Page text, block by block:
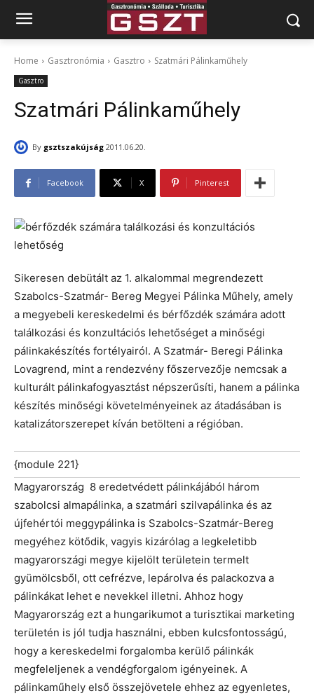
Home Gasztronómia Gasztro Szatmári Pálinkaműhely
Gasztro
Szatmári Pálinkaműhely
By gsztszakújság 2011.06.20.
Facebook X Pinterest
Sikeresen debütált az 1. alkalommal megrendezett
Szabolcs-Szatmár- Bereg Megyei Pálinka Műhely, amely
a megyebeli kereskedelmi és bérfőzdék számára adott
találkozási és konzultációs lehetőséget a minőségi
pálinkakészítés fortélyairól. A Szatmár- Beregi Pálinka
Lovagrend, mint a rendezvény főszervezője nemcsak a
kulturált pálinkafogyasztást népszerűsíti, hanem a pálinka
készítés minőségi követelményeinek az átadásában is
katalizátorszerepet kíván betölteni a régióban.
{module 221}
Magyarország 8 eredetvédett pálinkájából három
szabolcsi almapálinka, a szatmári szilvapálinka és az
újfehértói meggypálinka is Szabolcs-Szatmár-Bereg
megyéhez kötődik, vagyis kizárólag a legkeletibb
magyarországi megye kijelölt területein termelt
gyümölcsből, ott cefrézve, lepárolva és palackozva a
pálinkákat lehet e nevekkel illetni. Ahhoz hogy
Magyarország ezt a hungarikumot a turisztikai marketing
területén is jól tudja használni, ebben kulcsfontosságú,
hogy a kereskedelmi forgalomba kerülő pálinkák
megfeleljenek a vendégforgalom igényeinek. A
pálinkaműhely első összejövetele ehhez az egyenletes,